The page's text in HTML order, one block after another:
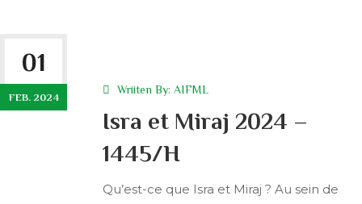
01
FEB. 2024
Wriiten By: AIFML
Isra et Miraj 2024 –
1445/H
Qu’est-ce que Isra et Miraj ? Au sein de